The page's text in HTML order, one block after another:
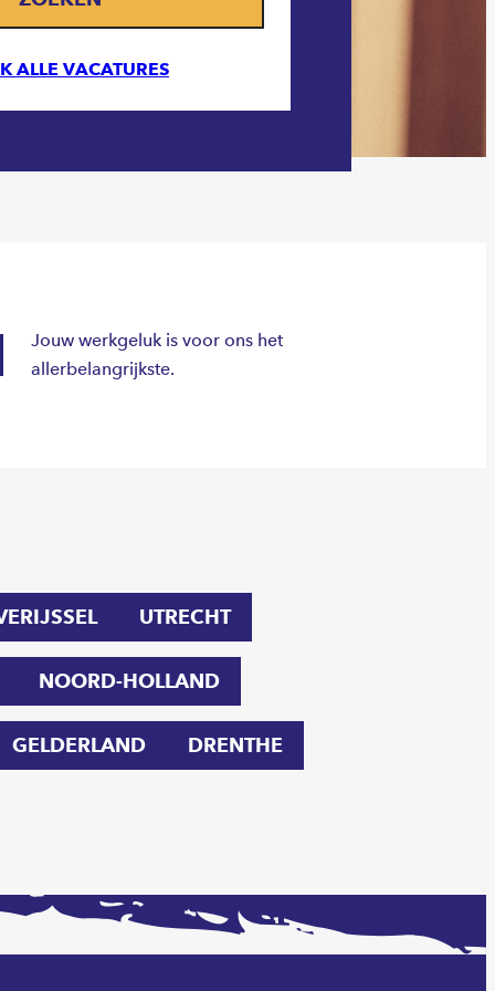
ALLE VACATURES
Jouw werkgeluk is voor ons het
allerbelangrijkste.
UTRECHT
NOORD-HOLLAND
GELDERLAND DRENTHE